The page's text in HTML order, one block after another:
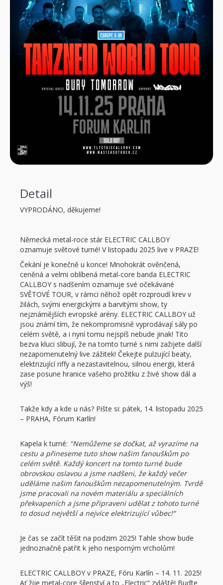
Detail
VYPRODÁNO, děkujeme!
Německá metal-roce stár ELECTRIC CALLBOY
oznamuje světové turné! V listopadu 2025 live v PRAZE!
Čekání je konečně u konce! Mnohokrát ověnčená,
ceněná a velmi oblíbená metal-core banda ELECTRIC
CALLBOY s nadšením oznamuje své očekávané
SVĚTOVÉ TOUR, v rámci něhož opět rozproudí krev v
žilách, svými energickými a barvitými show, ty
nejznámějších evropské arény. ELECTRIC CALLBOY už
jsou známí tím, že nekompromisně vyprodávají sály po
celém světě, a i nyní tomu nejspíš nebude jinak! Tito
bezva kluci slibují, že na tomto turné s nimi zažijete další
nezapomenutelný live zážitek! Čekejte pulzující beaty,
elektrizující riffy a nezastavitelnou, silnou energii, která
zase posune hranice vašeho prožitku z živé show dál a
výš!
Takže kdy a kde u nás? Pište si: pátek, 14. listopadu 2025
– PRAHA, Fórum Karlín!
Kapela k turné: "Nemůžeme se dočkat, až vyrazíme na
cestu a přineseme tuto show našim fanouškům po
celém světě. Každý koncert na tomto turné bude
obrovskou oslavou a jsme nadšeni, že každý večer
uděláme našim fanouškům nezapomenutelným. Tvrdě
jsme pracovali na novém materiálu a speciálních
překvapeních a jsme připraveni udělat z tohoto turné
to dosud největší a nejvíce elektrizující vůbec!“
Je čas se začít těšit na podzim 2025! Tahle show bude
jednoznačně patřit k jeho nesporným vrcholům!
ELECTRIC CALLBOY v PRAZE, Fóru Karlín – 14. 11. 2025!
Ať žije metal-core šílenství a to „Electric“ zvláště! Buďte